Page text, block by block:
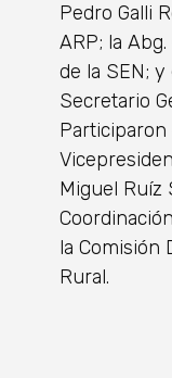
Pedro Galli
ARP; la
de la SEN; y
Secretario
Participaron
Miguel Ruíz
la Comisión
Rural.